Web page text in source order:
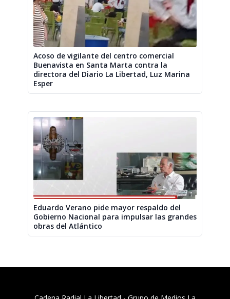
Acoso de vigilante del centro comercial
Buenavista en Santa Marta contra la
directora del Diario La Libertad, Luz Marina
Esper
Eduardo Verano pide mayor respaldo del
Gobierno Nacional para impulsar las grandes
obras del Atlántico